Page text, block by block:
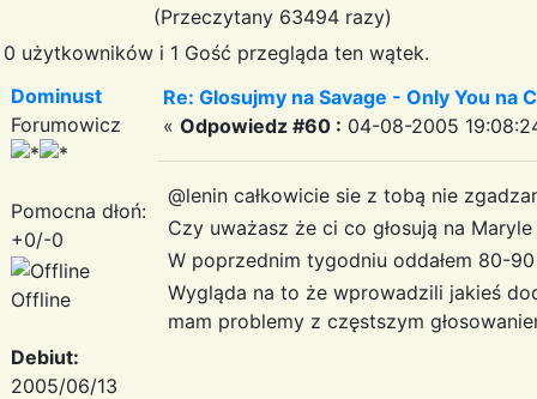
(Przeczytany 63494 razy)
0 użytkowników i 1 Gość przegląda ten wątek.
Dominust
Forumowicz
Pomocna dłoń:
+0/-0
Offline
Debiut:
2005/06/13
Re: Glosujmy na Savage - Only You na
« Odpowiedz #60 : 04-08-2005
@lenin całkowicie sie z tobą nie
Czy uważasz że ci co głosują na
W poprzednim tygodniu oddałem 80-
Wygląda na to że wprowadzili jakieś
mam problemy z częstszym